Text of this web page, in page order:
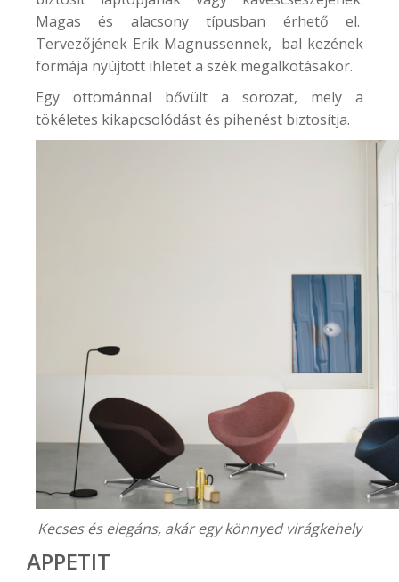
Magas és alacsony típusban érhető el.
Tervezőjének Erik Magnussennek, bal kezének
formája nyújtott ihletet a szék megalkotásakor.
Egy ottománnal bővült a sorozat, mely a
tökéletes kikapcsolódást és pihenést biztosítja.
Kecses és elegáns, akár egy könnyed virágkehely
APPETIT